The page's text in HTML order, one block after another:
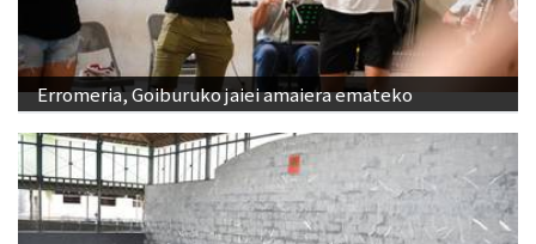
Erromeria, Goiburuko jaiei amaiera emateko